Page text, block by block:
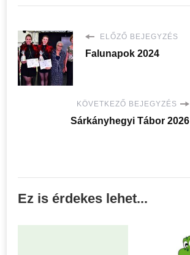
ELŐZŐ BEJEGYZÉS
Falunapok 2024
KÖVETKEZŐ BEJEGYZÉS
Sárkányhegyi Tábor 2026
Ez is érdekes lehet...